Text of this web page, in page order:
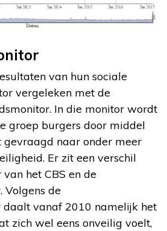
van hun sociale
vergeleken met de
In die monitor wordt
groep burgers door middel
gevraagd naar onder meer
Er zit een verschil
het CBS en de
Volgens de
daalt vanaf 2010 namelijk het
zich wel eens onveilig voelt,